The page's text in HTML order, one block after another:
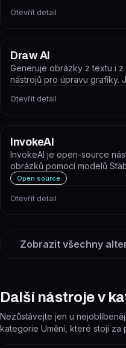
Otevřít detail
Draw AI
Generuje obrázky z textu i
nástrojů pro úpravu grafiky.
Otevřít detail
InvokeAI
InvokeAI je open-source
obrázků pomocí modelů
Open source
Otevřít detail
Zobrazit všechny
Další nástroje v
Nezůstávejte jen u
kategorie Umění, které stojí za